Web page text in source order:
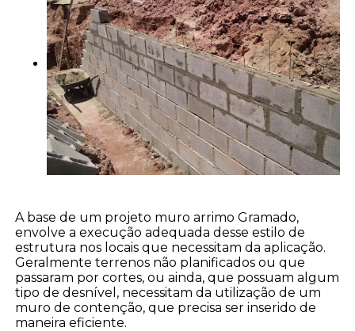
A base de um projeto muro arrimo Gramado,
envolve a execução adequada desse estilo de
estrutura nos locais que necessitam da aplicação.
Geralmente terrenos não planificados ou que
passaram por cortes, ou ainda, que possuam algum
tipo de desnível, necessitam da utilização de um
muro de contenção, que precisa ser inserido de
maneira eficiente.